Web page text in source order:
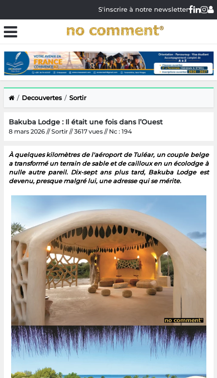
S'inscrire à notre newsletter
Decouvertes Sortir
Bakuba Lodge : Il était une fois dans l’Ouest
8 mars 2026 // Sortir // 3617 vues // Nc : 194
À quelques kilomètres de l'aéroport de Tuléar, un couple belge
a transformé un terrain de sable et de cailloux en un écolodge à
nulle autre pareil. Dix-sept ans plus tard, Bakuba Lodge est
devenu, presque malgré lui, une adresse qui se mérite.